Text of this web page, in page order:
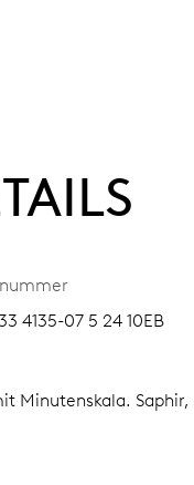
4135-07 5 24 10EB
Minutenskala.